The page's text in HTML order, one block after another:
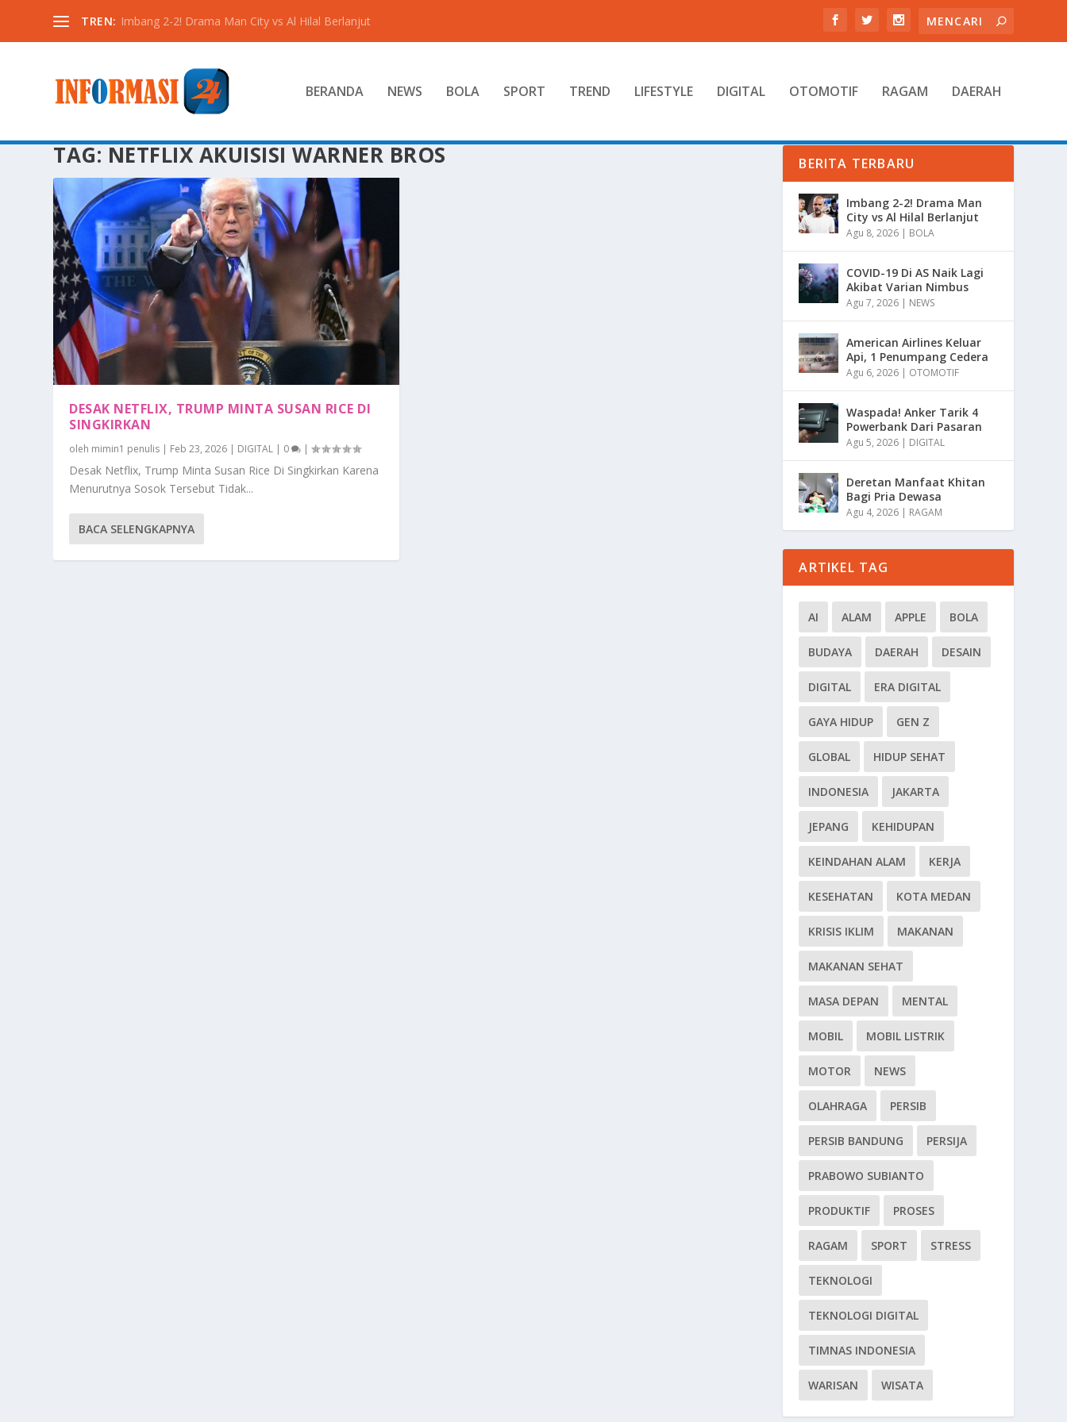
TREN: Imbang 2-2! Drama Man City vs Al Hilal Berlanjut
BERANDA NEWS BOLA SPORT TREND LIFESTYLE DIGITAL OTOMOTIF RAGAM DAERAH
TAG: NETFLIX AKUISISI WARNER BROS
DESAK NETFLIX, TRUMP MINTA SUSAN RICE DI
SINGKIRKAN
oleh mimin1 penulis | Feb 23, 2026 | DIGITAL | 0 |
Desak Netflix, Trump Minta Susan Rice Di Singkirkan Karena
Menurutnya Sosok Tersebut Tidak...
BACA SELENGKAPNYA
BERITA TERBARU
Imbang 2-2! Drama Man
City vs Al Hilal Berlanjut
Agu 8, 2026 | BOLA
COVID-19 Di AS Naik Lagi
Akibat Varian Nimbus
Agu 7, 2026 | NEWS
American Airlines Keluar
Api, 1 Penumpang Cedera
Agu 6, 2026 | OTOMOTIF
Waspada! Anker Tarik 4
Powerbank Dari Pasaran
Agu 5, 2026 | DIGITAL
Deretan Manfaat Khitan
Bagi Pria Dewasa
Agu 4, 2026 | RAGAM
ARTIKEL TAG
AI ALAM APPLE BOLA
BUDAYA DAERAH DESAIN
DIGITAL ERA DIGITAL
GAYA HIDUP GEN Z
GLOBAL HIDUP SEHAT
INDONESIA JAKARTA
JEPANG KEHIDUPAN
KEINDAHAN ALAM KERJA
KESEHATAN KOTA MEDAN
KRISIS IKLIM MAKANAN
MAKANAN SEHAT
MASA DEPAN MENTAL
MOBIL MOBIL LISTRIK
MOTOR NEWS
OLAHRAGA PERSIB
PERSIB BANDUNG PERSIJA
PRABOWO SUBIANTO
PRODUKTIF PROSES
RAGAM SPORT STRESS
TEKNOLOGI
TEKNOLOGI DIGITAL
TIMNAS INDONESIA
WARISAN WISATA